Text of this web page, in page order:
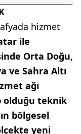
hizmet
ile
Orta Doğu,
ve Sahra Altı
ağı
olduğu teknik
bölgesel
yeni